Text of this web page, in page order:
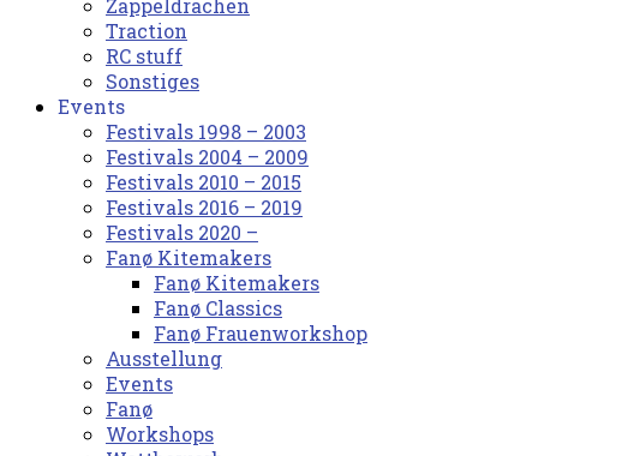
Zappeldrachen
Traction
RC stuff
Sonstiges
Events
Festivals 1998 – 2003
Festivals 2004 – 2009
Festivals 2010 – 2015
Festivals 2016 – 2019
Festivals 2020 –
Fanø Kitemakers
Fanø Kitemakers
Fanø Classics
Fanø Frauenworkshop
Ausstellung
Events
Fanø
Workshops